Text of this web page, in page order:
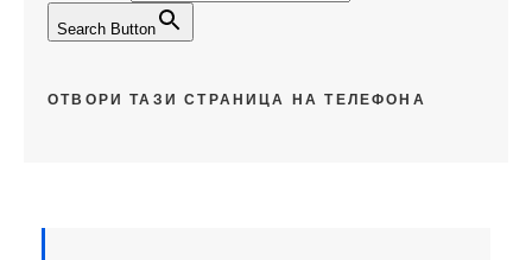
Search Button
ОТВОРИ ТАЗИ СТРАНИЦА НА ТЕЛЕФОНА